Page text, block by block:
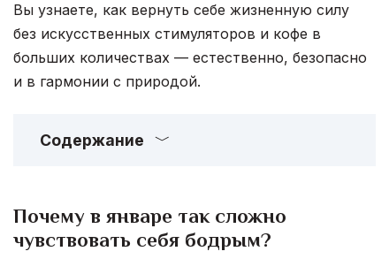
Вы узнаете, как вернуть себе жизненную силу
без искусственных стимуляторов и кофе в
больших количествах — естественно, безопасно
и в гармонии с природой.
Содержание
Почему в январе так сложно
чувствовать себя бодрым?